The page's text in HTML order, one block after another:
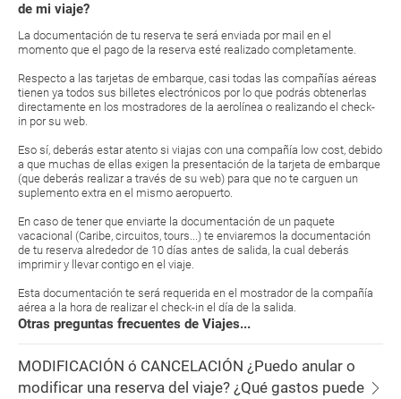
de mi viaje?
La documentación de tu reserva te será enviada por mail en el
momento que el pago de la reserva esté realizado completamente.
Respecto a las tarjetas de embarque, casi todas las compañías aéreas
tienen ya todos sus billetes electrónicos por lo que podrás obtenerlas
directamente en los mostradores de la aerolínea o realizando el check-
in por su web.
Eso sí, deberás estar atento si viajas con una compañía low cost, debido
a que muchas de ellas exigen la presentación de la tarjeta de embarque
(que deberás realizar a través de su web) para que no te carguen un
suplemento extra en el mismo aeropuerto.
En caso de tener que enviarte la documentación de un paquete
vacacional (Caribe, circuitos, tours...) te enviaremos la documentación
de tu reserva alrededor de 10 días antes de salida, la cual deberás
imprimir y llevar contigo en el viaje.
Esta documentación te será requerida en el mostrador de la compañía
aérea a la hora de realizar el check-in el día de la salida.
Otras preguntas frecuentes de Viajes...
MODIFICACIÓN ó CANCELACIÓN ¿Puedo anular o
modificar una reserva del viaje? ¿Qué gastos puede